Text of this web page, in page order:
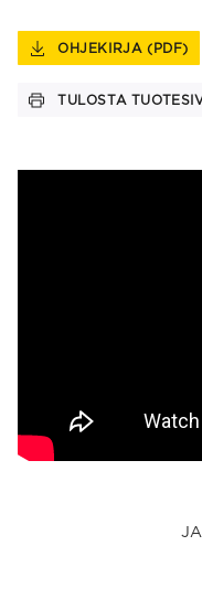
OHJEKIRJA (PDF)
TULOSTA